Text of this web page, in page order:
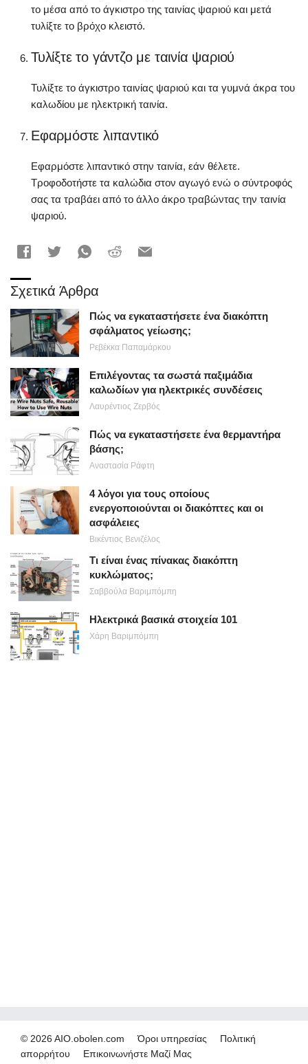
το μέσα από το άγκιστρο της ταινίας ψαριού και μετά
τυλίξτε το βρόχο κλειστό.
Τυλίξτε το γάντζο με ταινία ψαριού
Τυλίξτε το άγκιστρο ταινίας ψαριού και τα γυμνά άκρα του
καλωδίου με ηλεκτρική ταινία.
Εφαρμόστε λιπαντικό
Εφαρμόστε λιπαντικό στην ταινία, εάν θέλετε.
Τροφοδοτήστε τα καλώδια στον αγωγό ενώ ο σύντροφός
σας τα τραβάει από το άλλο άκρο τραβώντας την ταινία
ψαριού.
Σχετικά Άρθρα
Πώς να εγκαταστήσετε ένα διακόπτη
σφάλματος γείωσης;
Ρεβέκκα Παπαμάρκου
Επιλέγοντας τα σωστά παξιμάδια
καλωδίων για ηλεκτρικές συνδέσεις
Λαυρέντιος Ζερβός
Πώς να εγκαταστήσετε ένα θερμαντήρα
βάσης;
Αναστασία Ράφτη
4 λόγοι για τους οποίους
ενεργοποιούνται οι διακόπτες και οι
ασφάλειες
Βικέντιος Βενιζέλος
Τι είναι ένας πίνακας διακόπτη
κυκλώματος;
Σαββούλα Βαριμπόμπη
Ηλεκτρικά βασικά στοιχεία 101
Χάρη Βαριμπόμπη
© 2026 AIO.obolen.com Όροι υπηρεσίας
Πολιτική
απορρήτου
Επικοινωνήστε Μαζί Μας